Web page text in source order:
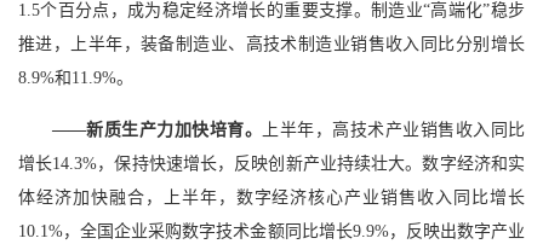
1.5个百分点，成为稳定经济增长的重要支撑。制造业“高端化”稳步
推进，上半年，装备制造业、高技术制造业销售收入同比分别增长
8.9%和11.9%。
——新质生产力加快培育。
上半年，高技术产业销售收入同比
增长14.3%，保持快速增长，反映创新产业持续壮大。数字经济和实
体经济加快融合，上半年，数字经济核心产业销售收入同比增长
10.1%，全国企业采购数字技术金额同比增长9.9%，反映出数字产业